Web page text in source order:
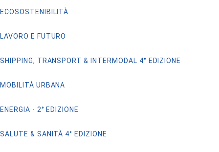
ECOSOSTENIBILITÀ
LAVORO E FUTURO
SHIPPING, TRANSPORT & INTERMODAL 4° EDIZIONE
MOBILITÀ URBANA
ENERGIA - 2° EDIZIONE
SALUTE & SANITÀ 4° EDIZIONE